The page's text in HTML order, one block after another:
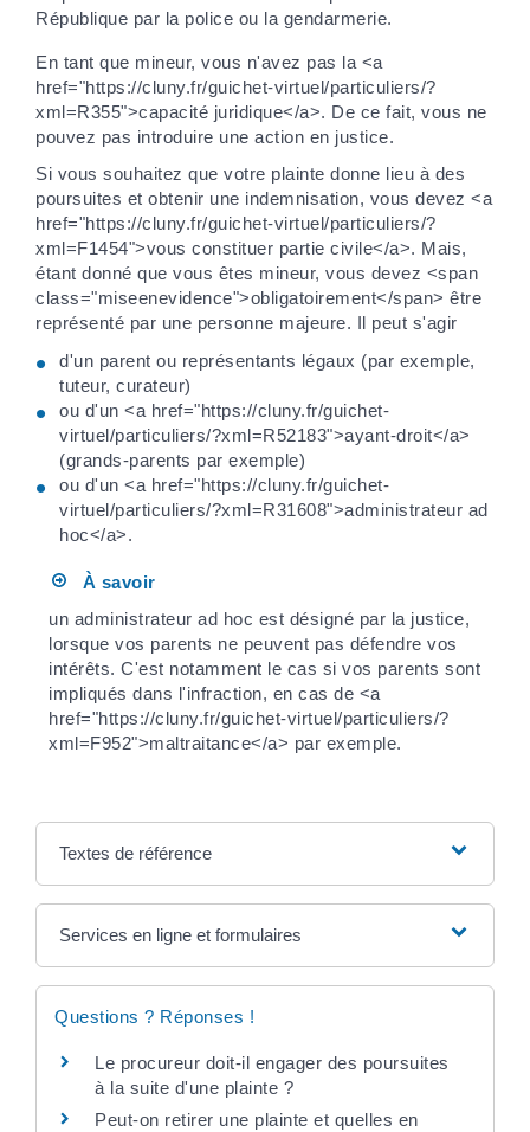
République par la police ou la gendarmerie.
En tant que mineur, vous n'avez pas la <a
href="https://cluny.fr/guichet-virtuel/particuliers/?
xml=R355">capacité juridique</a>. De ce fait, vous ne
pouvez pas introduire une action en justice.
Si vous souhaitez que votre plainte donne lieu à des
poursuites et obtenir une indemnisation, vous devez <a
href="https://cluny.fr/guichet-virtuel/particuliers/?
xml=F1454">vous constituer partie civile</a>. Mais,
étant donné que vous êtes mineur, vous devez <span
class="miseenevidence">obligatoirement</span> être
représenté par une personne majeure. Il peut s'agir
d'un parent ou représentants légaux (par exemple,
tuteur, curateur)
ou d'un <a href="https://cluny.fr/guichet-
virtuel/particuliers/?xml=R52183">ayant-droit</a>
(grands-parents par exemple)
ou d'un <a href="https://cluny.fr/guichet-
virtuel/particuliers/?xml=R31608">administrateur ad
hoc</a>.
À savoir
un administrateur ad hoc est désigné par la justice,
lorsque vos parents ne peuvent pas défendre vos
intérêts. C'est notamment le cas si vos parents sont
impliqués dans l'infraction, en cas de <a
href="https://cluny.fr/guichet-virtuel/particuliers/?
xml=F952">maltraitance</a> par exemple.
Textes de référence
Services en ligne et formulaires
Questions ? Réponses !
Le procureur doit-il engager des poursuites
à la suite d'une plainte ?
Peut-on retirer une plainte et quelles en